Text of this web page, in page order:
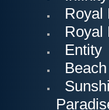
Royal
Royal
Entity
Desweiteren werden
berücksichtigt, wie
Überwachungssystem,
Poolheizung, Licht,
per GSM-Karte wireless
nicht nur von Ihrer
von Ihnen, egal wo Sie